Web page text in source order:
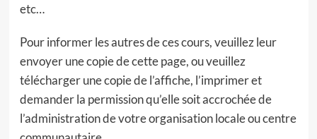
etc…
Pour informer les autres de ces cours, veuillez leur
envoyer une copie de cette page, ou veuillez
télécharger une copie de l’affiche, l’imprimer et
demander la permission qu’elle soit accrochée de
l’administration de votre organisation locale ou centre